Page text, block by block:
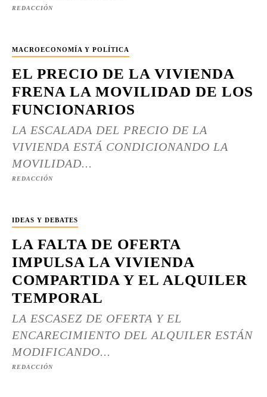
REDACCIÓN
MACROECONOMÍA Y POLÍTICA
EL PRECIO DE LA VIVIENDA
FRENA LA MOVILIDAD DE LOS
FUNCIONARIOS
LA ESCALADA DEL PRECIO DE LA
VIVIENDA ESTÁ CONDICIONANDO LA
MOVILIDAD...
REDACCIÓN
IDEAS Y DEBATES
LA FALTA DE OFERTA
IMPULSA LA VIVIENDA
COMPARTIDA Y EL ALQUILER
TEMPORAL
LA ESCASEZ DE OFERTA Y EL
ENCARECIMIENTO DEL ALQUILER ESTÁN
MODIFICANDO...
REDACCIÓN